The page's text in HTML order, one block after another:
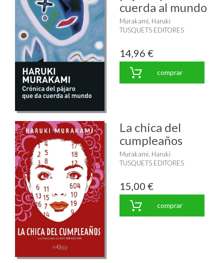
cuerda al mundo
Murakami, Haruki
TUSQUETS EDITORES
14,96 €
comprar
La chica del
cumpleaños
Murakami, Haruki
TUSQUETS EDITORES
15,00 €
comprar